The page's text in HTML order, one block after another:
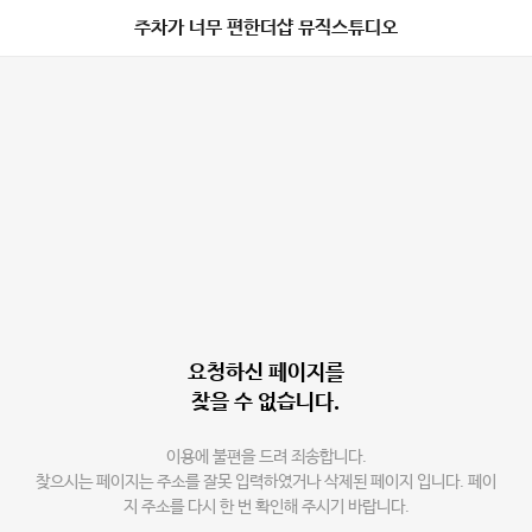
주차가 너무 편한더샵 뮤직스튜디오
요청하신 페이지를
찾을 수 없습니다.
이용에 불편을 드려 죄송합니다.
찾으시는 페이지는 주소를 잘못 입력하였거나 삭제된 페이지 입니다. 페이
지 주소를 다시 한 번 확인해 주시기 바랍니다.